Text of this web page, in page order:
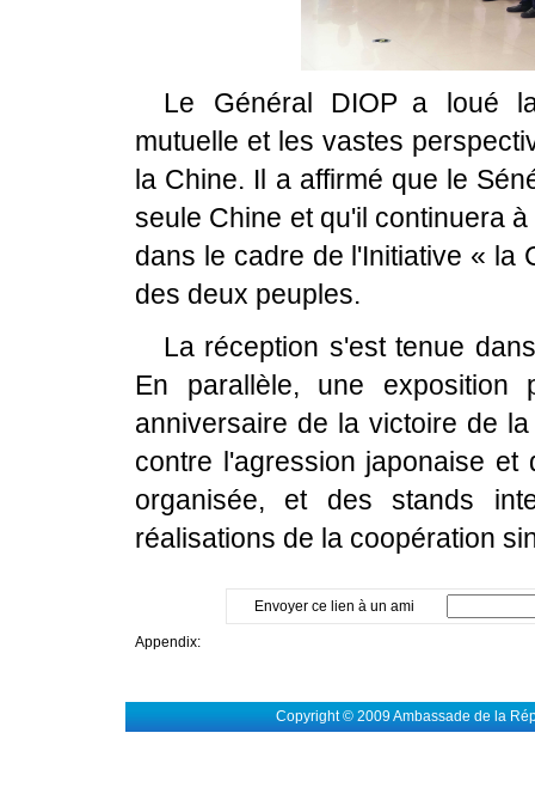
Le Général DIOP a loué
mutuelle et les vastes
la Chine. Il a affirmé que le
seule Chine et qu'il continuera
dans le cadre de l'Initiative « la
des deux peuples.
La réception s'est tenue
En parallèle, une exposition
anniversaire de la victoire de
contre l'agression japonaise
organisée, et des stands
réalisations de la coopération
Envoyer ce lien à un ami
Appendix:
Copyright © 2009 Ambassade de la